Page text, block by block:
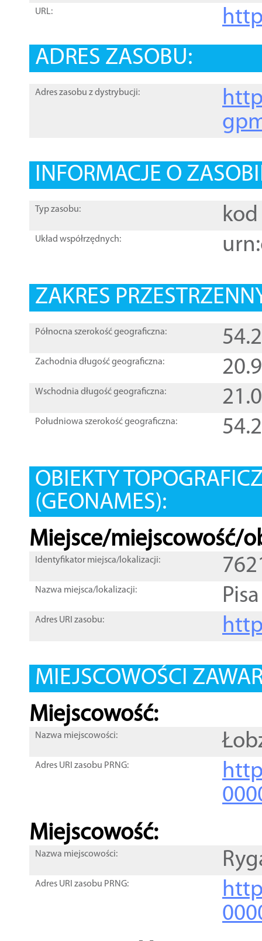
URL:
ADRES ZASOBU:
Adres zasobu z dystrybucji:
INFORMACJE O
Typ zasobu: kod
Układ współrzędnych:
ZAKRES
Północna szerokość geograficzna:
Zachodnia długość geograficzna:
Wschodnia długość geograficzna:
Południowa szerokość geograficzna:
OBIEKTY
(GEONAMES):
Miejsce/miejscowość/
Identyfikator miejsca/lokalizacji:
Nazwa miejsca/lokalizacji: Pisa
Adres URI zasobu:
MIEJSCOWOŚCI
Miejscowość:
Nazwa miejscowości:
Adres URI zasobu PRNG:
Miejscowość:
Nazwa miejscowości:
Adres URI zasobu PRNG: